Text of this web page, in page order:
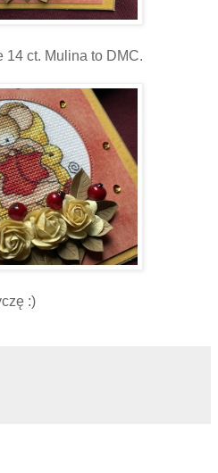
14 ct. Mulina to DMC.
:)